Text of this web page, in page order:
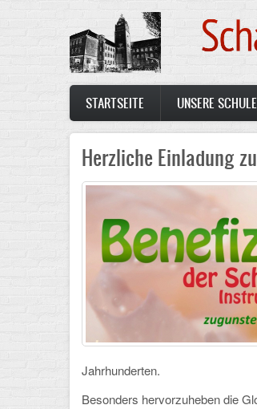
Main
navigation
STARTSEITE UNSERE SCHULE
Herzliche Einladung
Jahrhunderten.
Besonders hervorzuheben die